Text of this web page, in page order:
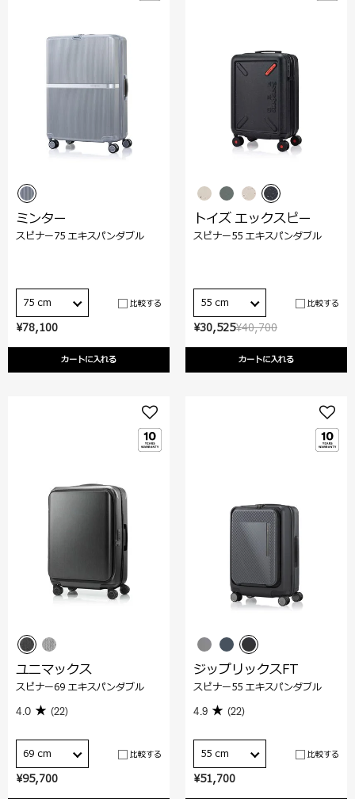
¥78,100
カートに入れる
ミンター
スピナー75 エキスパンダブル
75 cm 比較する
¥40,700
¥30,525
カートに入れる
トイズ エックスピー
スピナー55 エキスパンダブル
55 cm 比較する
¥95,700
ユニマックス
スピナー69 エキスパンダブル
4.0 (22)
69 cm 比較する
¥51,700
ジップリックスFT
スピナー55 エキスパンダブル
4.9 (22)
55 cm 比較する